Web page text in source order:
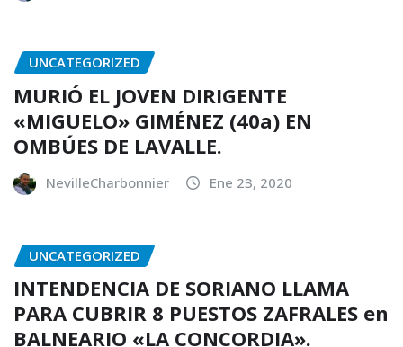
UNCATEGORIZED
MURIÓ EL JOVEN DIRIGENTE
«MIGUELO» GIMÉNEZ (40a) EN
OMBÚES DE LAVALLE.
NevilleCharbonnier Ene 23, 2020
UNCATEGORIZED
INTENDENCIA DE SORIANO LLAMA
PARA CUBRIR 8 PUESTOS ZAFRALES en
BALNEARIO «LA CONCORDIA».